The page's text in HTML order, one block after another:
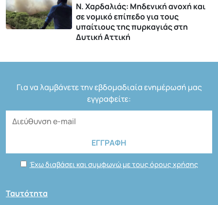
Ν. Χαρδαλιάς: Μηδενική ανοχή και
σε νομικό επίπεδο για τους
υπαίτιους της πυρκαγιάς στη
Δυτική Αττική
Για να λαμβάνετε την εβδομαδιαία ενημέρωσή μας
εγγραφείτε:
Έχω διαβάσει και συμφωνώ με τους όρους χρήσης
Ταυτότητα